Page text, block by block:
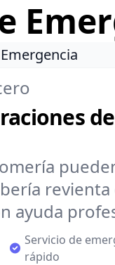
ayuda
Servicio de
rápido